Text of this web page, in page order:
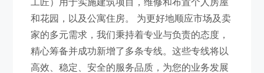
和花园，以及公寓住房。 为更好地顺应市场及卖
家的多元需求，我们秉持着专业与负责的态度，
精心筹备并成功新增了多条专线。这些专线将以
高效、稳定、安全的服务品质，为您的业务发展